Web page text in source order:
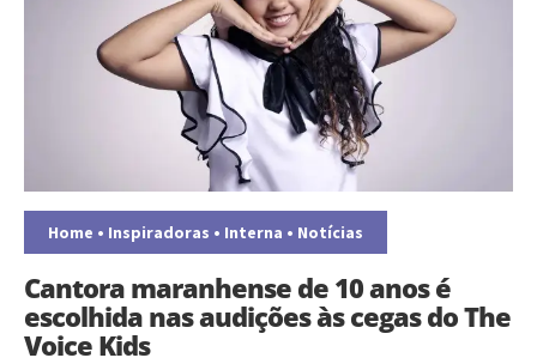
Home • Inspiradoras • Interna • Notícias
Cantora maranhense de 10 anos é
escolhida nas audições às cegas do The
Voice Kids